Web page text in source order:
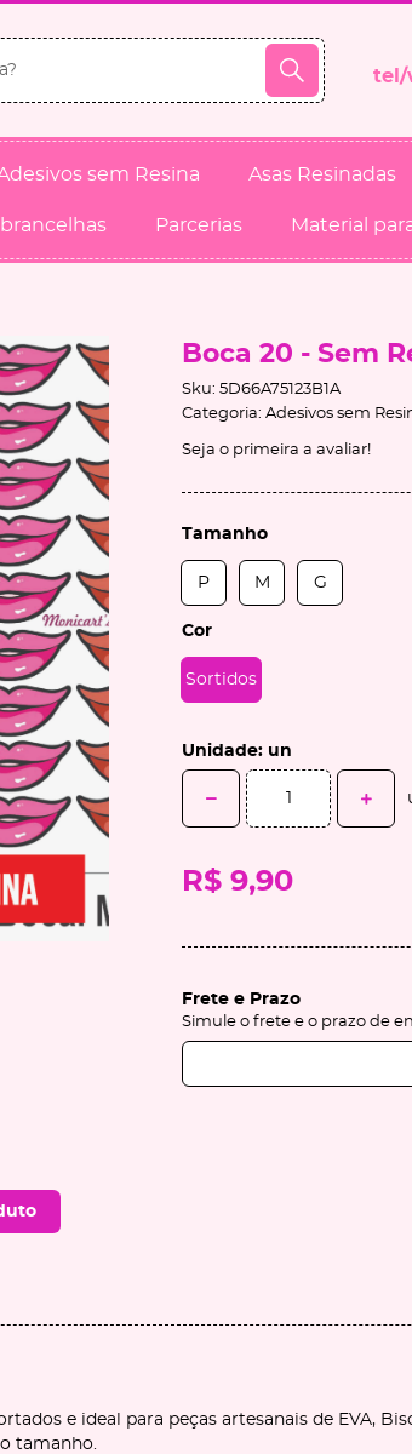
sem Resina Asas Resinadas
Parcerias Material
Boca 20 - Sem
Sku: 5D66A75123B1A
Categoria: Adesivos sem
Seja o primeira a avaliar!
Tamanho
P M G
Cor
Sortidos
Unidade: un
R$ 9,90
Frete e Prazo
Simule o frete e o prazo de
e ideal para peças artesanais de EVA,
tamanho.